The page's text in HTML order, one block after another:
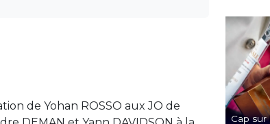
de Yohan ROSSO aux JO de
Cap